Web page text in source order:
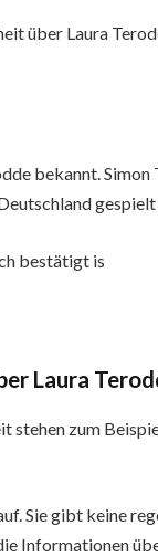
über Laura
bekannt. Simon
gespielt
bestätigt is
Laura
zum
Sie gibt keine
Informationen